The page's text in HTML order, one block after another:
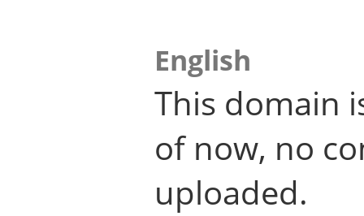
English
This domain
of now, no
uploaded.